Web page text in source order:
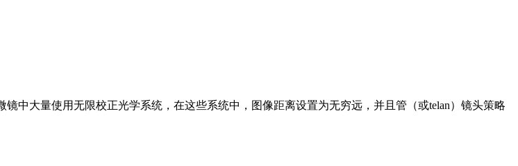
中大量使用无限校正光学系统，在这些系统中，图像距离设置为无穷远，并且管（或telan）镜头策略